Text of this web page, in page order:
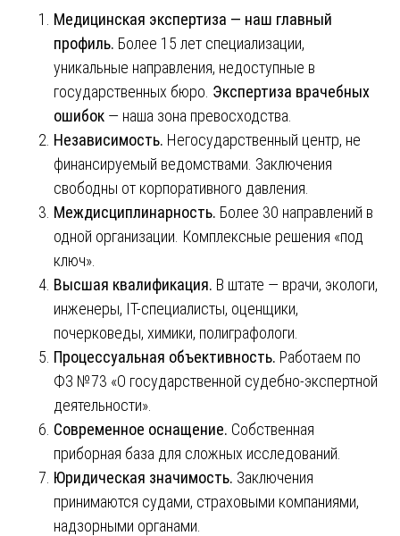
Медицинская экспертиза — наш главный
профиль. Более 15 лет специализации,
уникальные направления, недоступные в
государственных бюро. Экспертиза врачебных
ошибок — наша зона превосходства.
Независимость. Негосударственный центр, не
финансируемый ведомствами. Заключения
свободны от корпоративного давления.
Междисциплинарность. Более 30 направлений в
одной организации. Комплексные решения «под
ключ».
Высшая квалификация. В штате — врачи, экологи,
инженеры, IT-специалисты, оценщики,
почерковеды, химики, полиграфологи.
Процессуальная объективность. Работаем по
ФЗ №73 «О государственной судебно-экспертной
деятельности».
Современное оснащение. Собственная
приборная база для сложных исследований.
Юридическая значимость. Заключения
принимаются судами, страховыми компаниями,
надзорными органами.